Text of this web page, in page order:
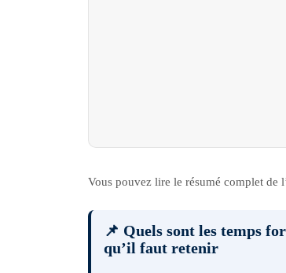
Vous pouvez lire le résumé complet de
📌 Quels sont les temps
qu’il faut retenir